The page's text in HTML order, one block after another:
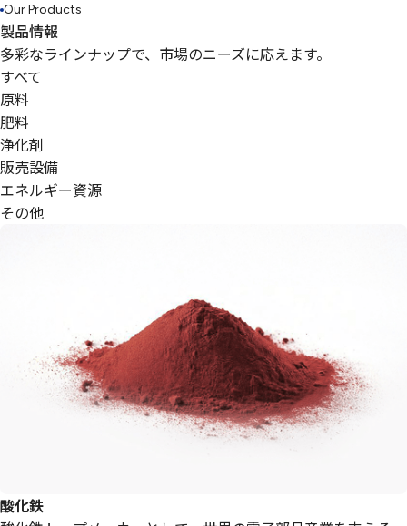
Our Products
製品情報
多彩なラインナップで、市場のニーズに応えます。
すべて
原料
肥料
浄化剤
販売設備
エネルギー資源
その他
酸化鉄